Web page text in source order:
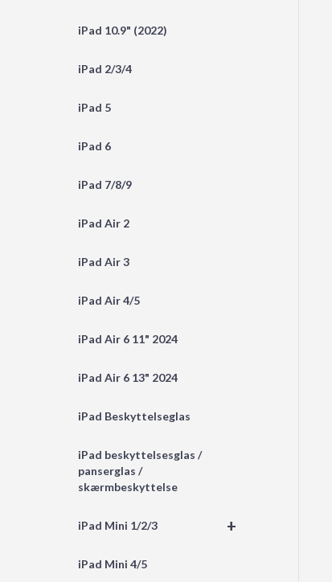
iPad 10.9" (2022)
iPad 2/3/4
iPad 5
iPad 6
iPad 7/8/9
iPad Air 2
iPad Air 3
iPad Air 4/5
iPad Air 6 11" 2024
iPad Air 6 13" 2024
iPad Beskyttelseglas
iPad beskyttelsesglas /
panserglas /
skærmbeskyttelse
+
iPad Mini 1/2/3
iPad Mini 4/5